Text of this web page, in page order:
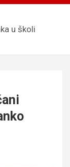
u školi